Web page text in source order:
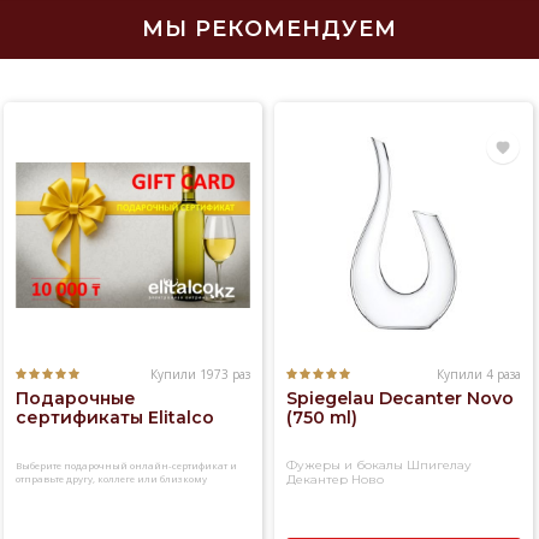
МЫ РЕКОМЕНДУЕМ
Купили 1973 раз
Подарочные
сертификаты Elitalco
Выберите подарочный онлайн-сертификат и
отправьте другу, коллеге или близкому
Купили 4 раза
Spiegelau Decanter Novo
(750 ml)
Фужеры и бокалы Шпигелау
Декантер Ново